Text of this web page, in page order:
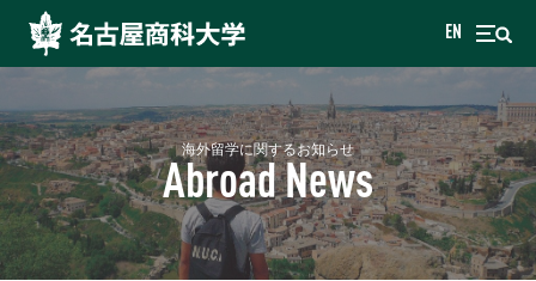
EN
海外留学に関するお知らせ
Abroad News